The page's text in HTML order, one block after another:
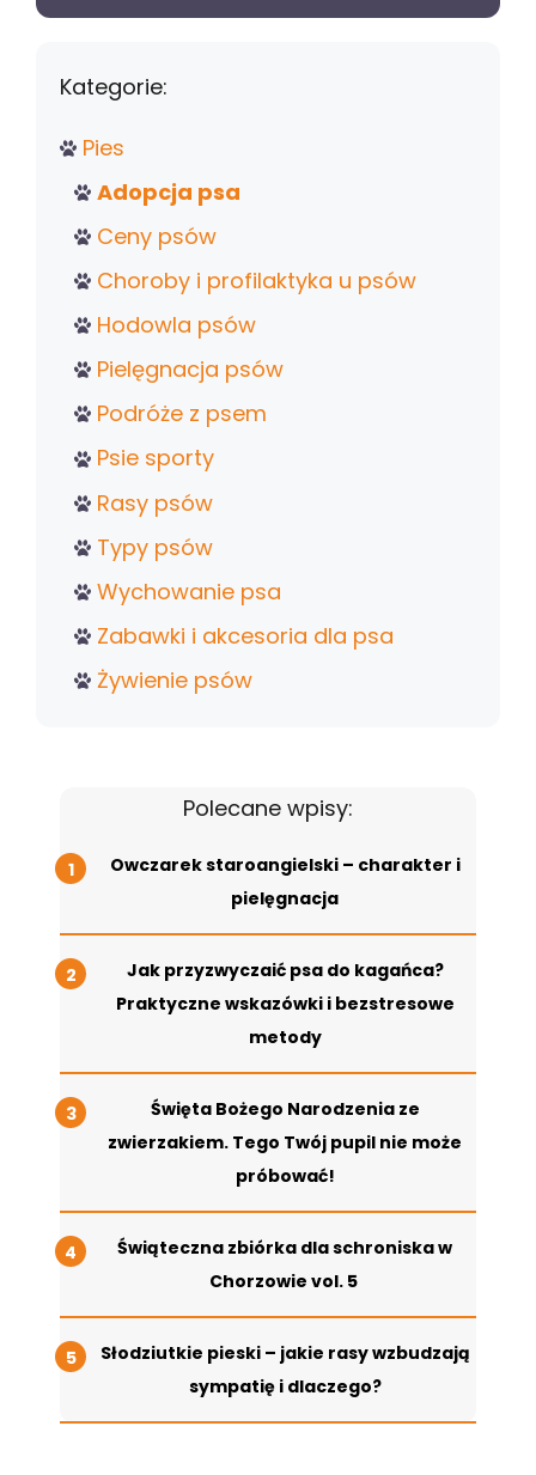
Kategorie:
Pies
Adopcja psa
Ceny psów
Choroby i profilaktyka u psów
Hodowla psów
Pielęgnacja psów
Podróże z psem
Psie sporty
Rasy psów
Typy psów
Wychowanie psa
Zabawki i akcesoria dla psa
Żywienie psów
Polecane wpisy:
Owczarek staroangielski – charakter i
pielęgnacja
Jak przyzwyczaić psa do kagańca?
Praktyczne wskazówki i bezstresowe
metody
Święta Bożego Narodzenia ze
zwierzakiem. Tego Twój pupil nie może
próbować!
Świąteczna zbiórka dla schroniska w
Chorzowie vol. 5
Słodziutkie pieski – jakie rasy wzbudzają
sympatię i dlaczego?